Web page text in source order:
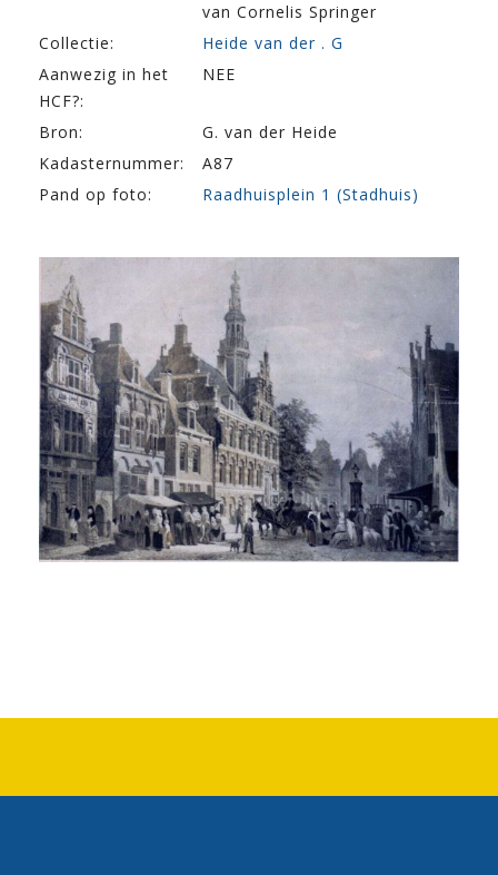
van Cornelis Springer
Collectie:
Heide van der . G
Aanwezig in het
HCF?:
NEE
Bron:
G. van der Heide
Kadasternummer:
A87
Pand op foto:
Raadhuisplein 1 (Stadhuis)